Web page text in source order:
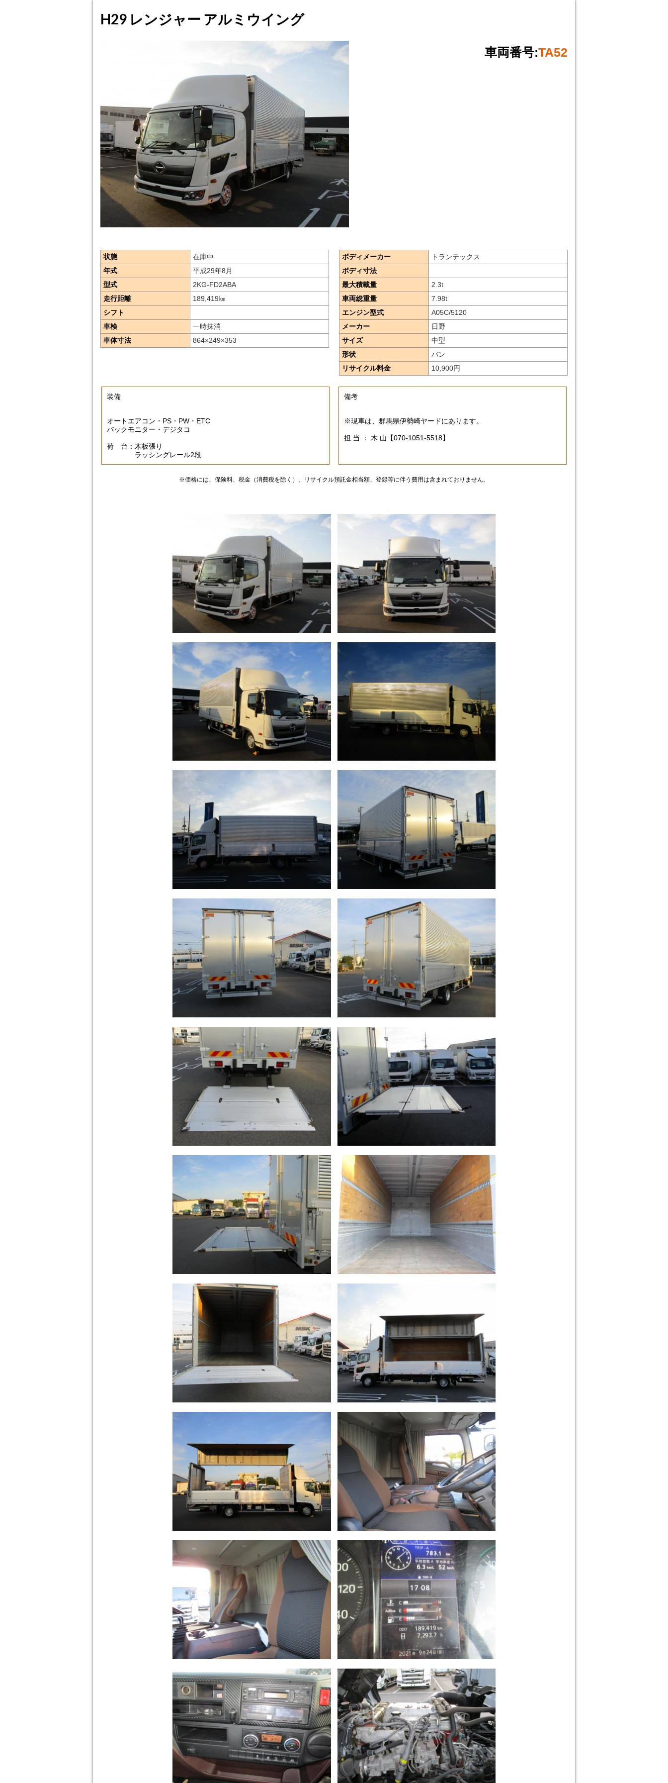
H29 レンジャー アルミウイング
車両番号:TA52
状態
在庫中
年式
平成29年8月
型式
2KG-FD2ABA
走行距離
189,419㎞
シフト
車検
一時抹消
車体寸法
864×249×353
ボディメーカー
トランテックス
ボディ寸法
最大積載量
2.3t
車両総重量
7.98t
エンジン型式
A05C/5120
メーカー
日野
サイズ
中型
形状
バン
リサイクル料金
10,900円
装備
オートエアコン・PS・PW・ETC
バックモニター・デジタコ
荷 台：木板張り
ラッシングレール2段
備考
※現車は、群馬県伊勢崎ヤードにあります。
担 当 ： 木 山【070-1051-5518】
※価格には、保険料、税金（消費税を除く）、リサイクル預託金相当額、登録等に伴う費用は含まれておりません。